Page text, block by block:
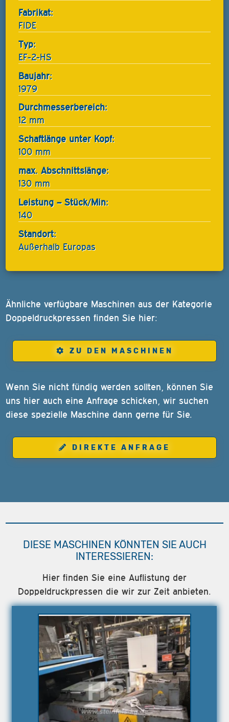
Fabrikat:
FIDE
Typ:
EF-2-HS
Baujahr:
1979
Durchmesserbereich:
12 mm
Schaftlänge unter Kopf:
100 mm
max. Abschnittslänge:
130 mm
Leistung – Stück/Min:
140
Standort:
Außerhalb Europas
Ähnliche verfügbare Maschinen aus der Kategorie
Doppeldruckpressen finden Sie hier:
ZU DEN MASCHINEN
Wenn Sie nicht fündig werden sollten, können Sie
uns hier auch eine Anfrage schicken, wir suchen
diese spezielle Maschine dann gerne für Sie.
DIREKTE ANFRAGE
DIESE MASCHINEN KÖNNTEN SIE AUCH
INTERESSIEREN:
Hier finden Sie eine Auflistung der
Doppeldruckpressen die wir zur Zeit anbieten.